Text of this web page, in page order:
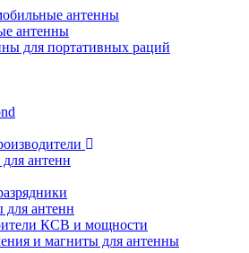
антенны
антенны
для портативных раций
антенн
антенн
КСВ и мощности
и магниты для антенны